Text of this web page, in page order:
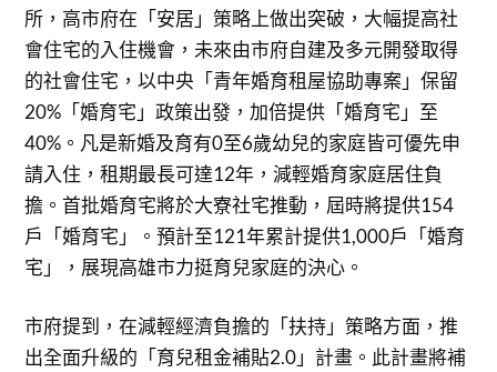
所，高市府在「安居」策略上做出突破，大幅提高社
會住宅的入住機會，未來由市府自建及多元開發取得
的社會住宅，以中央「青年婚育租屋協助專案」保留
20%「婚育宅」政策出發，加倍提供「婚育宅」至
40%。凡是新婚及育有0至6歲幼兒的家庭皆可優先申
請入住，租期最長可達12年，減輕婚育家庭居住負
擔。首批婚育宅將於大寮社宅推動，屆時將提供154
戶「婚育宅」。預計至121年累計提供1,000戶「婚育
宅」，展現高雄市力挺育兒家庭的決心。
市府提到，在減輕經濟負擔的「扶持」策略方面，推
出全面升級的「育兒租金補貼2.0」計畫。此計畫將補